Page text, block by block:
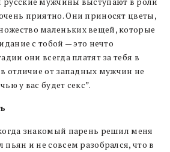
приятно. Они приносят цветы,
маленьких вещей, которые
с тобой — это нечто
они всегда платят за тебя в
отличие от западных мужчин не
у вас будет секс”.
знакомый парень решил меня
и не совсем разобрался, что в